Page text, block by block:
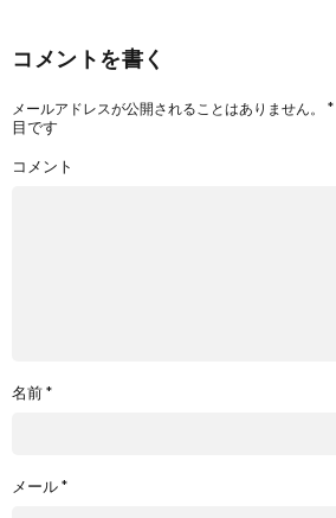
コメントを書く
メールアドレスが公開されることはありません。 *
目です
コメント
名前*
メール*